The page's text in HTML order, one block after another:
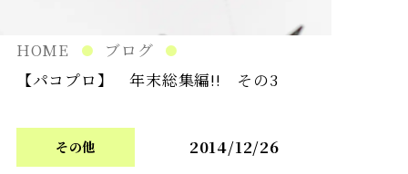
HOME
ブログ
【パコプロ】 年末総集編!! その3
その他 2014/12/26